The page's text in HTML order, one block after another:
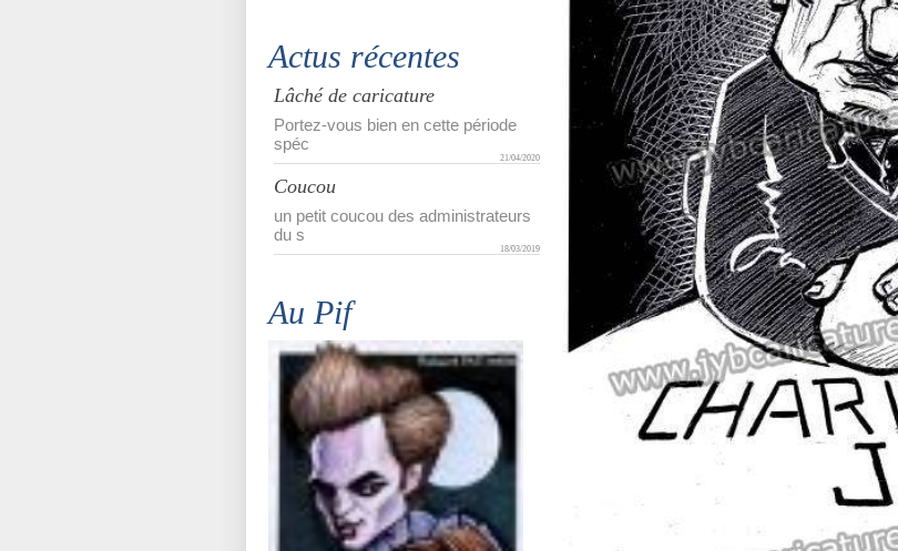
Actus récentes
Lâché de caricature
Portez-vous bien en cette période
spéc
21/04/2020
Coucou
un petit coucou des administrateurs
du s
18/03/2019
Au Pif